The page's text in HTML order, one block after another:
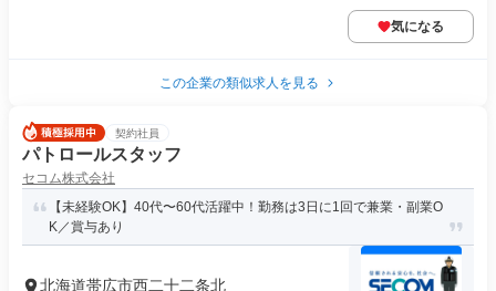
気になる
この企業の類似求人を見る
契約社員
パトロールスタッフ
セコム株式会社
【未経験OK】40代〜60代活躍中！勤務は3日に1回で兼業・副業O
K／賞与あり
北海道帯広市西二十二条北